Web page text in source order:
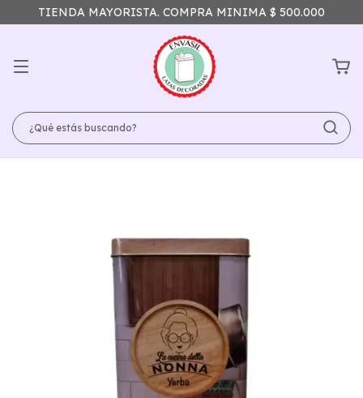
TIENDA MAYORISTA. COMPRA MINIMA $ 500.000